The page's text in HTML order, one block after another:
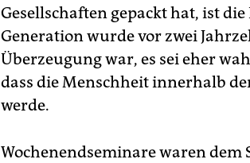
Gesellschaften gepackt hat, ist
Generation wurde vor zwei
Überzeugung war, es sei eher
dass die Menschheit innerhalb
werde.
Wochenendseminare waren dem